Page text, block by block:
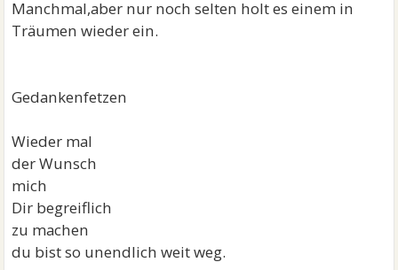
Manchmal,aber nur noch selten holt es einem in
Träumen wieder ein.
Gedankenfetzen
Wieder mal
der Wunsch
mich
Dir begreiflich
zu machen
du bist so unendlich weit weg.